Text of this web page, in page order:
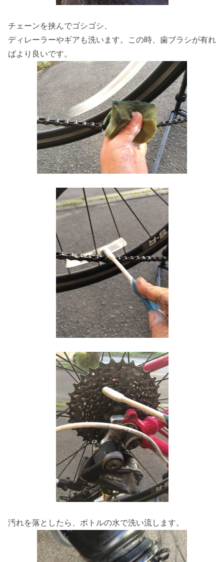
チェーンを挟んでゴシゴシ、
ディレーラーやギアも洗います。この時、歯ブラシが有れ
ばより良いです。
汚れを落としたら、ボトルの水で洗い流します。